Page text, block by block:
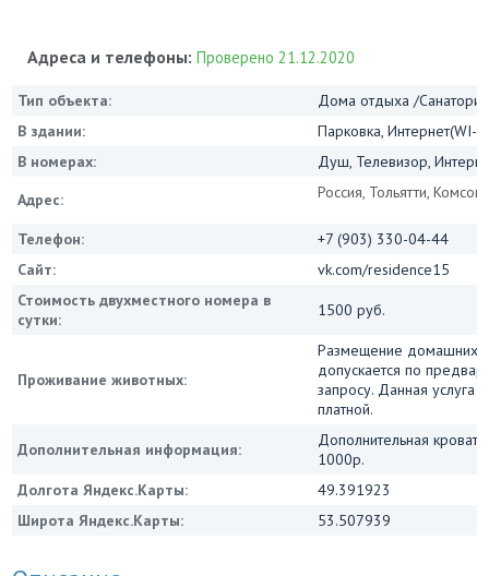
Адреса и телефоны:Проверено 21.12.2020
Тип объекта:
Дома отдыха /
В здании:
Парковка, Интернет(WI-
В номерах:
Душ, Телевизор,
Адрес:
Россия, Тольятти,
Телефон:
+7 (903) 330-04-44
Сайт:
vk.com/residence15
Стоимость двухместного номера в
сутки:
1500 руб.
Проживание животных:
Размещение домашних
допускается по
запросу. Данная услуга
платной.
Дополнительная информация:
Дополнительная
1000р.
Долгота Яндекс.Карты:
49.391923
Широта Яндекс.Карты:
53.507939